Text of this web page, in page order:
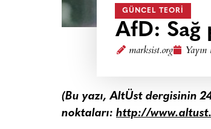
GÜNCEL TEORI
AfD: Sağ
marksist.org
(Bu yazı, AltÜst dergisinin
noktaları: http://